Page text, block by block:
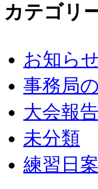
カテゴリ
お知ら
事務局
大会報告
未分類
練習日